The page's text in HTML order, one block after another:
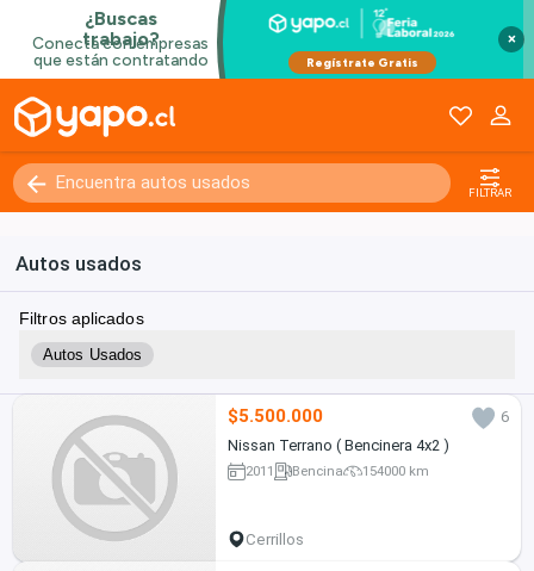
×
FILTRAR
Autos usados
Filtros aplicados
Autos Usados
$5.500.000
6
Nissan Terrano ( Bencinera 4x2 )
2011 Bencina 154000 km
Cerrillos